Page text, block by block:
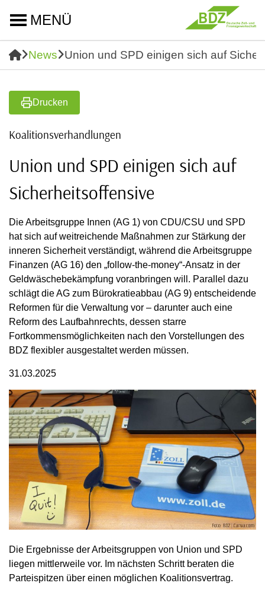
MENÜ
News Union und SPD einigen sich auf
Drucken
Koalitionsverhandlungen
Union und SPD einigen sich auf
Sicherheitsoffensive
Die Arbeitsgruppe Innen (AG 1) von CDU/CSU und SPD
hat sich auf weitreichende Maßnahmen zur Stärkung der
inneren Sicherheit verständigt, während die Arbeitsgruppe
Finanzen (AG 16) den „follow-the-money“-Ansatz in der
Geldwäschebekämpfung voranbringen will. Parallel dazu
schlägt die AG zum Bürokratieabbau (AG 9) entscheidende
Reformen für die Verwaltung vor – darunter auch eine
Reform des Laufbahnrechts, dessen starre
Fortkommensmöglichkeiten nach den Vorstellungen des
BDZ flexibler ausgestaltet werden müssen.
31.03.2025
Die Ergebnisse der Arbeitsgruppen von Union und SPD
liegen mittlerweile vor. Im nächsten Schritt beraten die
Parteispitzen über einen möglichen Koalitionsvertrag.